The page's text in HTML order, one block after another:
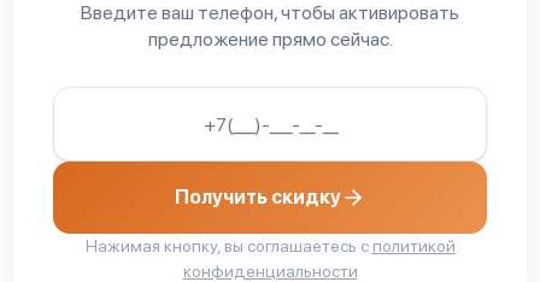
Введите ваш телефон, чтобы активировать
предложение прямо сейчас.
Получить скидку
Нажимая кнопку, вы соглашаетесь с политикой
конфиденциальности